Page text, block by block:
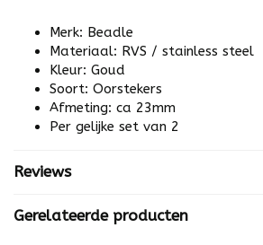
Merk: Beadle
Materiaal: RVS / stainless steel
Kleur: Goud
Soort: Oorstekers
Afmeting: ca 23mm
Per gelijke set van 2
Reviews
Gerelateerde producten